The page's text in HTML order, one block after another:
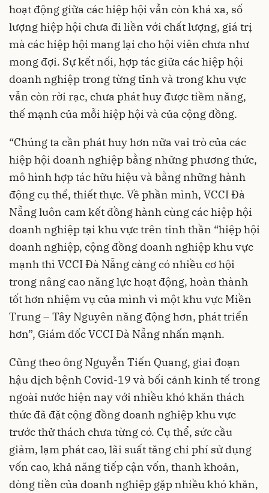
hoạt động giữa các hiệp hội vẫn còn khá xa, số
lượng hiệp hội chưa đi liền với chất lượng, giá trị
mà các hiệp hội mang lại cho hội viên chưa như
mong đợi. Sự kết nối, hợp tác giữa các hiệp hội
doanh nghiệp trong từng tỉnh và trong khu vực
vẫn còn rời rạc, chưa phát huy được tiềm năng,
thế mạnh của mỗi hiệp hội và của cộng đồng.
“Chúng ta cần phát huy hơn nữa vai trò của các
hiệp hội doanh nghiệp bằng những phương thức,
mô hình hợp tác hữu hiệu và bằng những hành
động cụ thể, thiết thực. Về phần mình, VCCI Đà
Nẵng luôn cam kết đồng hành cùng các hiệp hội
doanh nghiệp tại khu vực trên tinh thần “hiệp hội
doanh nghiệp, cộng đồng doanh nghiệp khu vực
mạnh thì VCCI Đà Nẵng càng có nhiều cơ hội
trong nâng cao năng lực hoạt động, hoàn thành
tốt hơn nhiệm vụ của mình vì một khu vực Miền
Trung – Tây Nguyên năng động hơn, phát triển
hơn”, Giám đốc VCCI Đà Nẵng nhấn mạnh.
Cũng theo ông Nguyễn Tiến Quang, giai đoạn
hậu dịch bệnh Covid-19 và bối cảnh kinh tế trong
ngoài nước hiện nay với nhiều khó khăn thách
thức đã đặt cộng đồng doanh nghiệp khu vực
trước thử thách chưa từng có. Cụ thể, sức cầu
giảm, lạm phát cao, lãi suất tăng chi phí sử dụng
vốn cao, khả năng tiếp cận vốn, thanh khoản,
dòng tiền của doanh nghiệp gặp nhiều khó khăn,